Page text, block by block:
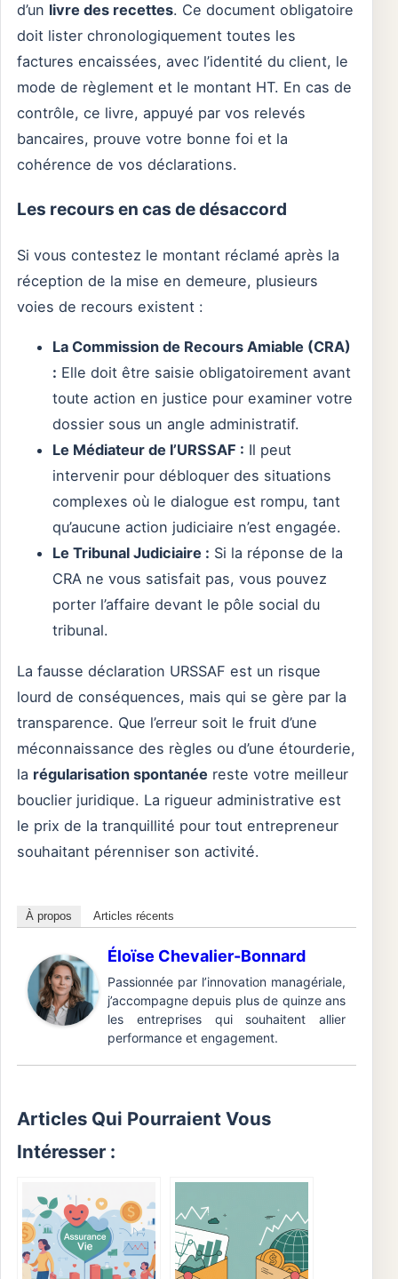
d’un livre des recettes. Ce document obligatoire
doit lister chronologiquement toutes les
factures encaissées, avec l’identité du client, le
mode de règlement et le montant HT. En cas de
contrôle, ce livre, appuyé par vos relevés
bancaires, prouve votre bonne foi et la
cohérence de vos déclarations.
Les recours en cas de désaccord
Si vous contestez le montant réclamé après la
réception de la mise en demeure, plusieurs
voies de recours existent :
La Commission de Recours Amiable (CRA)
: Elle doit être saisie obligatoirement avant
toute action en justice pour examiner votre
dossier sous un angle administratif.
Le Médiateur de l’URSSAF : Il peut
intervenir pour débloquer des situations
complexes où le dialogue est rompu, tant
qu’aucune action judiciaire n’est engagée.
Le Tribunal Judiciaire : Si la réponse de la
CRA ne vous satisfait pas, vous pouvez
porter l’affaire devant le pôle social du
tribunal.
La fausse déclaration URSSAF est un risque
lourd de conséquences, mais qui se gère par la
transparence. Que l’erreur soit le fruit d’une
méconnaissance des règles ou d’une étourderie,
la régularisation spontanée reste votre meilleur
bouclier juridique. La rigueur administrative est
le prix de la tranquillité pour tout entrepreneur
souhaitant pérenniser son activité.
À propos Articles récents
Éloïse Chevalier-Bonnard
Passionnée par l’innovation managériale,
j’accompagne depuis plus de quinze ans
les entreprises qui souhaitent allier
performance et engagement.
Articles Qui Pourraient Vous
Intéresser :